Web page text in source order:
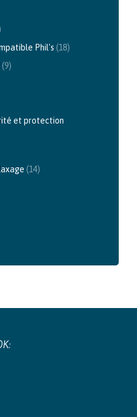
Phil's (18)
(9)
et protection
(14)